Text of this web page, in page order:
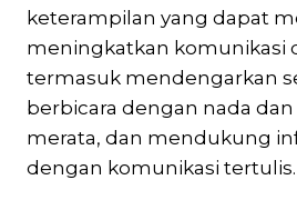
keterampilan yang dapat
meningkatkan komunikasi
termasuk mendengarkan
berbicara dengan nada
merata, dan mendukung
dengan komunikasi tertulis.